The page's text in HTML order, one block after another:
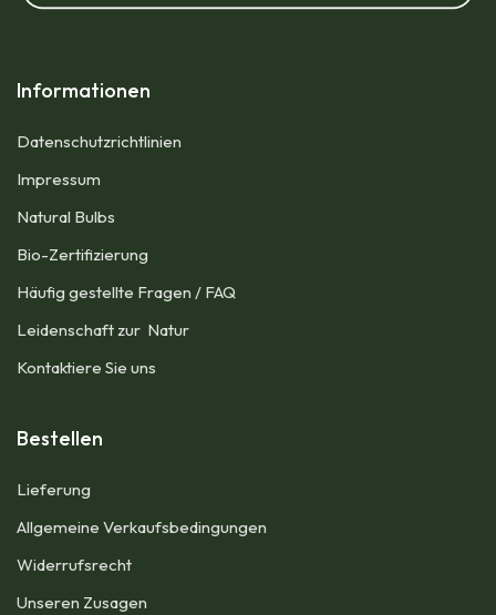
Informationen
Datenschutzrichtlinien
Impressum​
Natural Bulbs
Bio-Zertifizierung
Häufig gestellte Fragen / FAQ
Leidenschaft zur Natur
Kontaktiere Sie uns
Bestellen
Lieferung
Allgemeine Verkaufsbedingungen​
Widerrufsrecht
Unseren Zusagen